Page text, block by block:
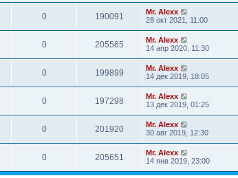
0 190091
Mr. Alexx
28 окт 2021, 11:00
0 205565
Mr. Alexx
14 апр 2020, 11:30
0 199899
Mr. Alexx
14 дек 2019, 18:05
0 197298
Mr. Alexx
13 дек 2019, 01:25
0 201920
Mr. Alexx
30 авг 2019, 12:30
0 205651
Mr. Alexx
14 янв 2019, 23:00